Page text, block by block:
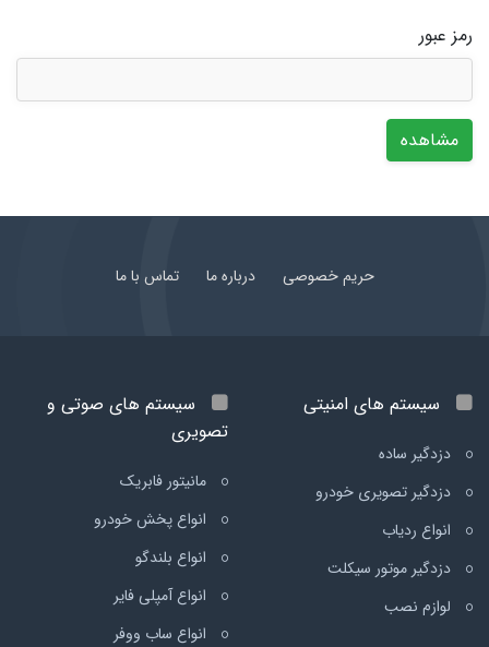
رمز عبور
مشاهده
حریم خصوصی درباره ما تماس با ما
سیستم های امنیتی
دزدگیر ساده
دزدگیر تصویری خودرو
انواع ردیاب
دزدگیر موتور سیکلت
لوازم نصب
سیستم های صوتی و
تصویری
مانیتور فابریک
انواع پخش خودرو
انواع بلندگو
انواع آمپلی فایر
انواع ساب ووفر